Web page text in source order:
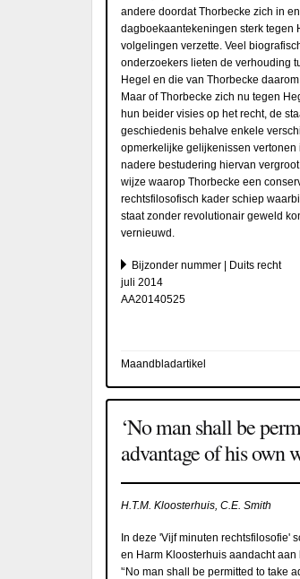
andere doordat Thorbecke zich in
dagboekaantekeningen sterk tegen
volgelingen verzette. Veel
onderzoekers lieten de verhouding
Hegel en die van Thorbecke
Maar of Thorbecke zich nu tegen
hun beider visies op het recht, de
geschiedenis behalve enkele
opmerkelijke gelijkenissen vertonen
nadere bestudering hiervan
wijze waarop Thorbecke een
rechtsfilosofisch kader schiep
staat zonder revolutionair geweld
vernieuwd.
Bijzonder nummer | Duits recht
juli 2014
AA20140525
Maandbladartikel
‘No man shall be
advantage of his own
H.T.M. Kloosterhuis, C.E. Smith
In deze 'Vijf minuten rechtsfilosofie'
en Harm Kloosterhuis aandacht
'‘No man shall be permitted to take